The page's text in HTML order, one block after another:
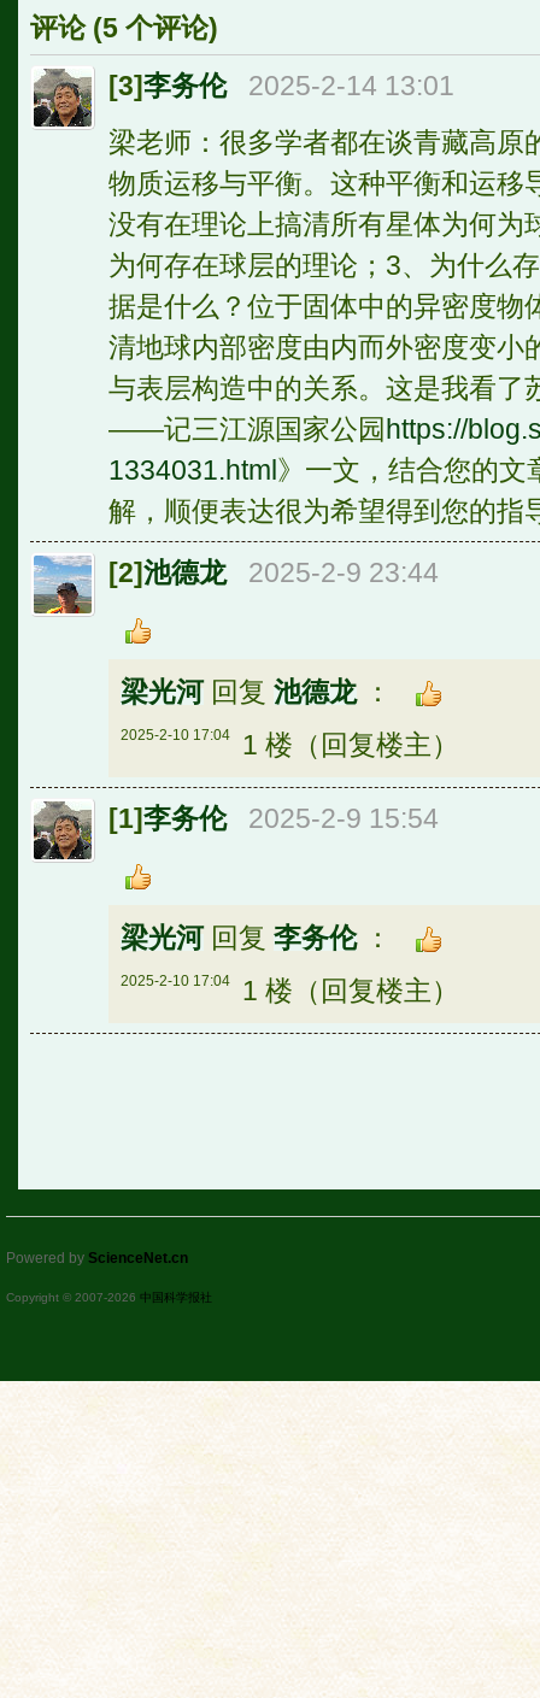
评论 (5 个评论)
[3]李务伦
2025-2-14 13:01
梁老师：很多学者都在谈青藏高原
物质运移与平衡。这种平衡和运移
没有在理论上搞清所有星体为何为
为何存在球层的理论；3、为什么
据是什么？位于固体中的异密度物
清地球内部密度由内而外密度变小
与表层构造中的关系。这是我看了
——记三江源国家公园 https://
1334031.html 》一文，结合您的文
解，顺便表达很为希望得到您的指
[2]池德龙 2025-2-9 23:44
梁光河 回复 池德龙 ：
2025-2-10 17:04 1 楼（回复楼主）
[1]李务伦 2025-2-9 15:54
梁光河 回复 李务伦 ：
2025-2-10 17:04 1 楼（回复楼主）
Powered by ScienceNet.cn
Copyright © 2007-2026 中国科学报社